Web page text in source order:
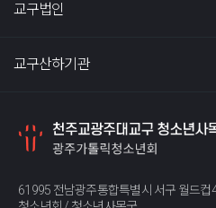
교구법인
교구산하기관
61995 전남광주통합특별시 서구 월드